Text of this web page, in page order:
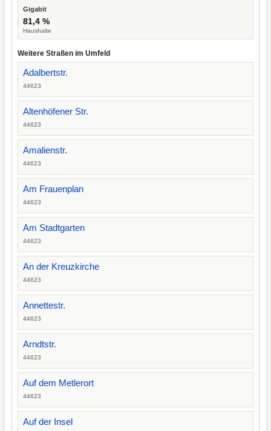
Gigabit
81,4 %
Haushalte
Weitere Straßen im Umfeld
Adalbertstr.
44623
Altenhöfener Str.
44623
Amalienstr.
44623
Am Frauenplan
44623
Am Stadtgarten
44623
An der Kreuzkirche
44623
Annettestr.
44623
Arndtstr.
44623
Auf dem Metlerort
44623
Auf der Insel